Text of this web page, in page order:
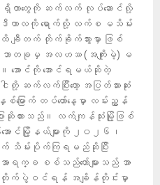
တာတွေကို ဆက်လက် လုပ်ဆောင်လို့
ကာလကို ရောက်လို့ လ​က်စ မသိမ်း
ထိ ချီတက် တိုက်ခို​က်သွားမှာ ဖြစ်
ဘာတခုမှ အလဟဿ (အကျိုးမဲ့) မ
ောင်ကို အောင်ရမယ်ဆိုတဲ့
က်လ​က်ပြီးတော့ အပြတ်သားဆုံး
ာက် တပ်တော်နေ့မှာ လမ်းညွှန်
ောဆိုထားသည်။ လက်ကျန်သုံးမြို့ဖြစ်
ောင်မြို့နယ်များကို ၂၀၂၆၊
မ်းပိုက်ကြရမည်ဆိုပြီး
ရက္ခ စစ်သည်တော်များသည် အာ
တိုက်ပွဲဝင်ရန် အချိန်တိုင်းမှာ